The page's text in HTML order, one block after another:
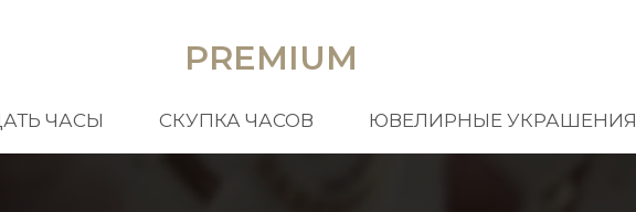
PREMIUM
ЧАСЫ СКУПКА ЧАСОВ ЮВЕЛИРНЫЕ УКРАШЕНИЯ